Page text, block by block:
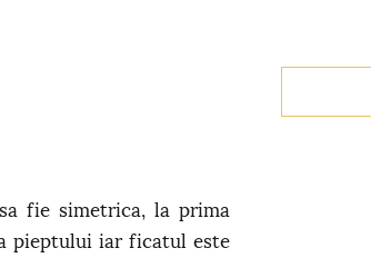
fie simetrica, la prima
pieptului iar ficatul este